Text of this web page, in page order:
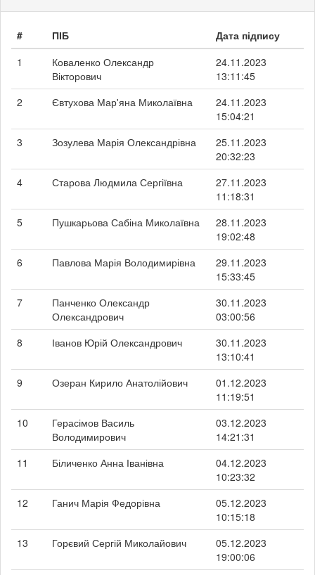
# ПІБ
Дата підпису
1
Коваленко Олександр
Вікторович
24.11.2023
13:11:45
2
Євтухова Мар'яна Миколаївна
24.11.2023
15:04:21
3
Зозулева Марія Олександрівна
25.11.2023
20:32:23
4
Старова Людмила Сергіївна
27.11.2023
11:18:31
5
Пушкарьова Сабіна Миколаївна
28.11.2023
19:02:48
6
Павлова Марія Володимирівна
29.11.2023
15:33:45
7
Панченко Олександр
Олександрович
30.11.2023
03:00:56
8
Іванов Юрій Олександрович
30.11.2023
13:10:41
9
Озеран Кирило Анатолійович
01.12.2023
11:19:51
10
Герасімов Василь
Володимирович
03.12.2023
14:21:31
11
Біличенко Анна Іванівна
04.12.2023
10:23:32
12
Ганич Марія Федорівна
05.12.2023
10:15:18
13
Горєвий Сергій Миколайович
05.12.2023
19:00:06